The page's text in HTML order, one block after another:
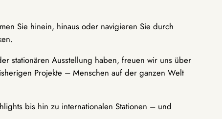
Sie hinein, hinaus oder navigieren Sie durch
stationären Ausstellung haben, freuen wir uns über
Projekte – Menschen auf der ganzen Welt
bis hin zu internationalen Stationen – und